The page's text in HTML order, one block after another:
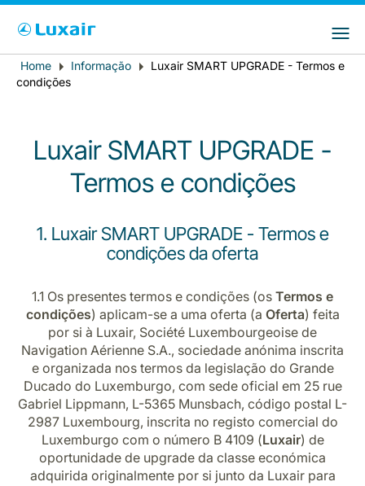
País de residência
Breadcrumb
Home Informação
Luxair SMART UPGRADE - Termos e
condições
Luxair SMART UPGRADE -
Termos e condições
1. Luxair SMART UPGRADE - Termos e
condições da oferta
1.1 Os presentes termos e condições (os Termos e
condições) aplicam-se a uma oferta (a Oferta) feita
por si à Luxair, Société Luxembourgeoise de
Navigation Aérienne S.A., sociedade anónima inscrita
e organizada nos termos da legislação do Grande
Ducado do Luxemburgo, com sede oficial em 25 rue
Gabriel Lippmann, L-5365 Munsbach, código postal L-
2987 Luxembourg, inscrita no registo comercial do
Luxemburgo com o número B 4109 (Luxair) de
oportunidade de upgrade da classe económica
adquirida originalmente por si junto da Luxair para